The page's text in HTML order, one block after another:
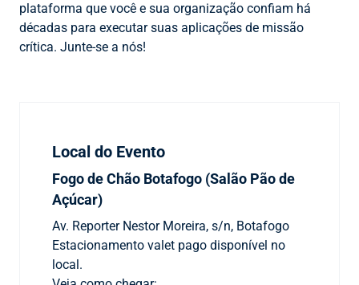
plataforma que você e sua organização confiam há
décadas para executar suas aplicações de missão
crítica. Junte-se a nós!
Local do Evento
Fogo de Chão Botafogo (Salão Pão de
Açúcar)
Av. Reporter Nestor Moreira, s/n, Botafogo
Estacionamento valet pago disponível no
local.